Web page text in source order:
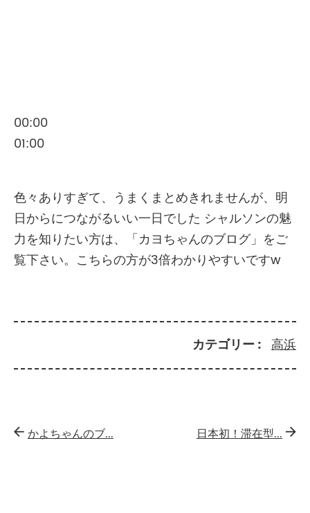
00:00
01:00
色々ありすぎて、うまくまとめきれませんが、明
日からにつながるいい一日でした シャルソンの魅
力を知りたい方は、「カヨちゃんのブログ」をご
覧下さい。こちらの方が3倍わかりやすいですw
カテゴリー 高浜
かよちゃんのブ... 日本初！滞在型...